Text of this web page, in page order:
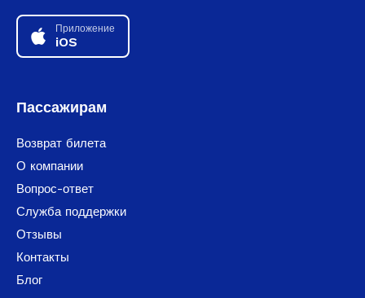
Приложение
iOS
Пассажирам
Возврат билета
О компании
Вопрос-ответ
Служба поддержки
Отзывы
Контакты
Блог